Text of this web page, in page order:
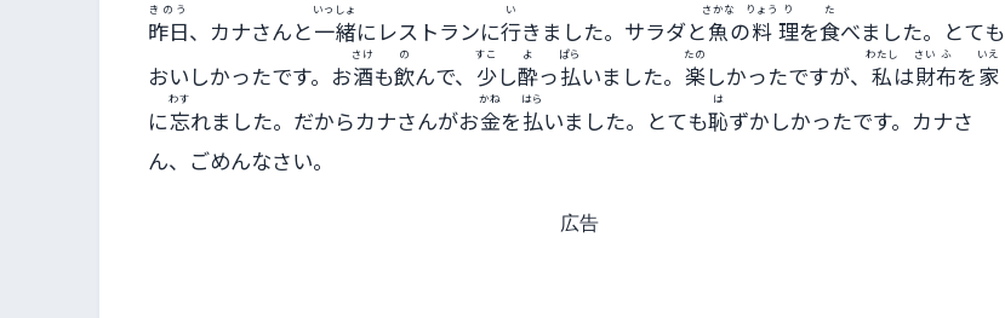
使
っ
昨日
きのう
、カナさんと一緒
いっしょ
にレストランに行
い
きました。サラダと魚
さかな
の料
りょう
理
り
を食
た
べました。とても
おいしかったです。お酒
さけ
も飲
の
んで、 少
すこ
し酔
よ
っ払
ぱら
いました。 楽
たの
しかったですが、 私
わたし
は財
さい
布
ふ
を家
いえ
に忘
わす
れました。だからカナさんがお金
かね
を払
はら
いました。とても恥
は
ずかしかったです。カナさ
ん、ごめんなさい。
広告